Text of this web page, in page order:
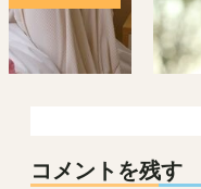
コメントを残す